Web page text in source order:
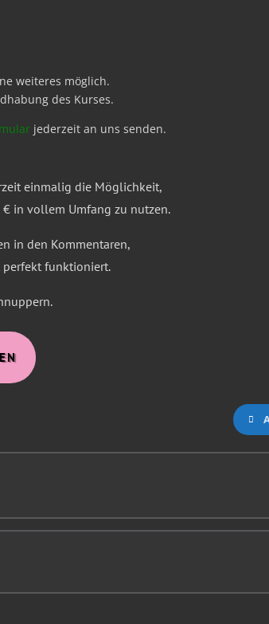
weiteres möglich.
des Kurses.
jederzeit an uns senden.
einmalig die Möglichkeit,
in vollem Umfang zu nutzen.
in den Kommentaren,
funktioniert.